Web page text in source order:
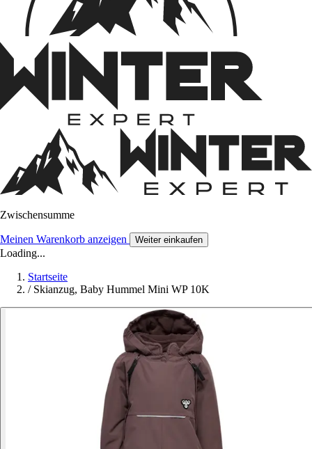
Zwischensumme
Meinen Warenkorb anzeigen Weiter einkaufen
Loading...
Startseite
/ Skianzug, Baby Hummel Mini WP 10K